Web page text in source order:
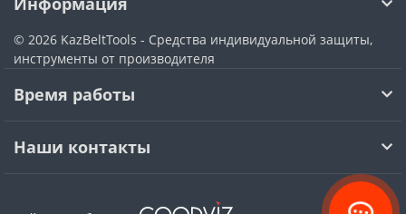
© 2026 KazBeltTools - Средства индивидуальной защиты,
инструменты от производителя
Время работы
Наши контакты